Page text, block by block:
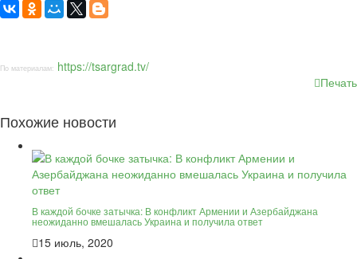
По материалам: https://tsargrad.tv/
Печать
Похожие новости
В каждой бочке затычка: В конфликт Армении и Азербайджана
неожиданно вмешалась Украина и получила ответ
15 июль, 2020